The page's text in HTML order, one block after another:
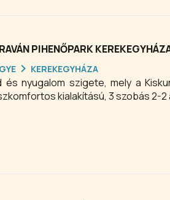
PIHENŐPARK
KEREKEGYHÁZA
és nyugalom szigete, mely a
kialakítású, 3 szobás 2-